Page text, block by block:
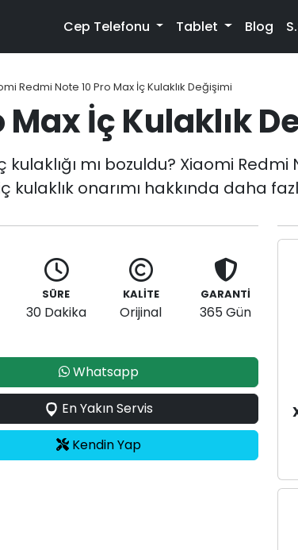
Cep Telefonu Tablet Blog
Redmi Note 10 Pro Max İç Kulaklık Değişimi
İç Kulaklık
mı bozuldu? Xiaomi Redmi
onarımı hakkında daha
SÜRE
30 Dakika
KALİTE
Orijinal
GARANTİ
365 Gün
Whatsapp
En Yakın Servis
Kendin Yap